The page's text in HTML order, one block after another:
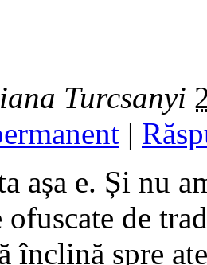
Turcsanyi
|
așa e. Și nu
ofuscate de
înclină spre